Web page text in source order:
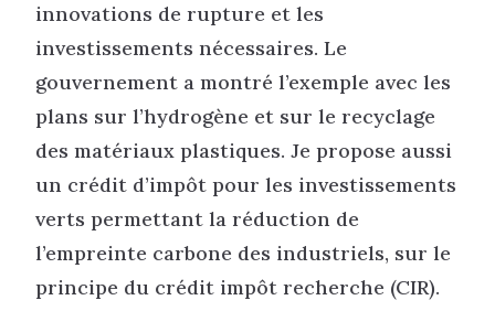
innovations de rupture et les
investissements nécessaires. Le
gouvernement a montré l’exemple avec les
plans sur l’hydrogène et sur le recyclage
des matériaux plastiques. Je propose aussi
un crédit d’impôt pour les investissements
verts permettant la réduction de
l’empreinte carbone des industriels, sur le
principe du crédit impôt recherche (CIR).